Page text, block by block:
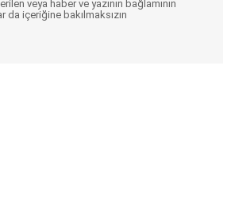
veya haber ve yazının bağlamının
da içeriğine bakılmaksızın